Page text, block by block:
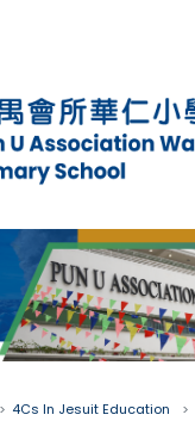
4Cs In Jesuit Education